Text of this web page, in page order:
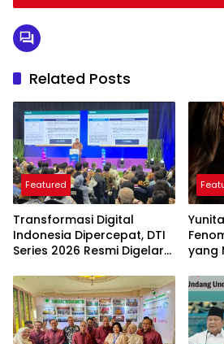
Related Posts
Featured
Transformasi Digital
Indonesia Dipercepat, DTI
Series 2026 Resmi Digelar
yang
yang